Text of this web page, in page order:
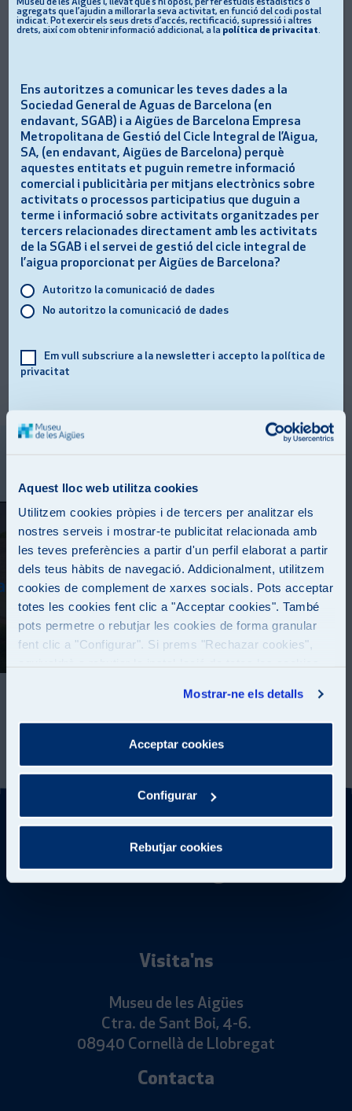
Aquest lloc web utilitza cookies
Utilitzem cookies pròpies i de tercers per analitzar els
nostres serveis i mostrar-te publicitat relacionada amb
les teves preferències a partir d'un perfil elaborat a partir
dels teus hàbits de navegació. Addicionalment, utilitzem
cookies de complement de xarxes socials. Pots acceptar
totes les cookies fent clic a "Acceptar cookies". També
pots permetre o rebutjar les cookies de forma granular
fent clic a "Configurar". Si prems "Rechazar cookies",
el lloc web funcioni i que, per tant, no es poden
desactivar. Pots consultar més informació a la nostra
Mostrar-ne els detalls
Acceptar cookies
Configurar
Rebutjar cookies
Durada aproximada:20 minuts
Activitat en línia
Activitat gratuïta
Educació infantil (3-6 anys)
ACCEDEIX A L'ACTIVITAT
JOCS D’AIGUA. OBRE L'ENLLAÇ EN UNA
Videogaleria
les cookies de màrqueting.
Per veure aquest vídeo, calacceptar
Visita'ns
Museu de les Aigües
Ctra. de Sant Boi, 4-6.
08940 Cornellà de Llobregat
Contacta
Museu de les Aigües i, llevat que s’hi oposi, per fer estudis estadístics o
agregats que l’ajudin a millorar la seva activitat, en funció del codi postal
indicat. Pot exercir els seus drets d’accés, rectificació, supressió i altres
drets, així com obtenir informació addicional, a la política de privacitat.
Ens autoritzes a comunicar les teves dades a la
Sociedad General de Aguas de Barcelona (en
endavant, SGAB) i a Aigües de Barcelona Empresa
Metropolitana de Gestió del Cicle Integral de l’Aigua,
SA, (en endavant, Aigües de Barcelona) perquè
aquestes entitats et puguin remetre informació
comercial i publicitària per mitjans electrònics sobre
activitats o processos participatius que duguin a
terme i informació sobre activitats organitzades per
tercers relacionades directament amb les activitats
de la SGAB i el servei de gestió del cicle integral de
l’aigua proporcionat per Aigües de Barcelona?
Autoritzo la comunicació de dades
No autoritzo la comunicació de dades
Em vull subscriure a la newsletter i accepto la política de
privacitat